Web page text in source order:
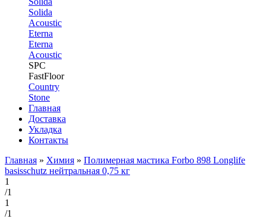
Solida
Acoustic
Eterna
Eterna
Acoustic
SPC
FastFloor
Country
Stone
Главная
Доставка
Укладка
Контакты
Главная » Химия » Полимерная мастика Forbo 898 Longlife
basisschutz нейтральная 0,75 кг
1
/1
1
/1